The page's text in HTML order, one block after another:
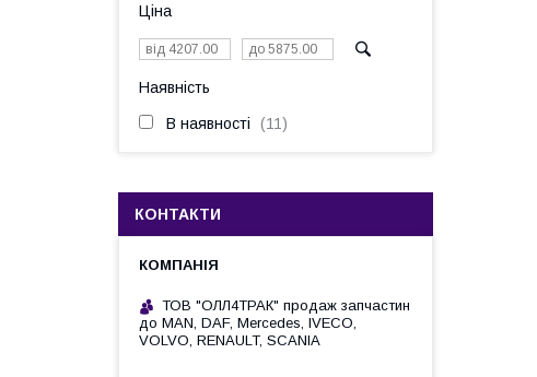
Ціна
Наявність
В наявності 11
КОНТАКТИ
ТОВ "ОЛЛ4ТРАК" продаж запчастин
до MAN, DAF, Mercedes, IVECO,
VOLVO, RENAULT, SCANIA